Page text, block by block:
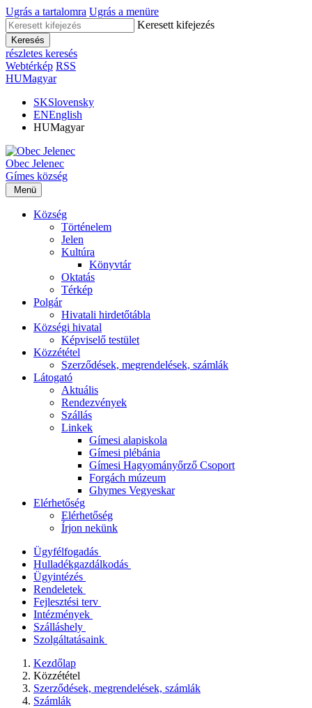
Ugrás a tartalomra Ugrás a menüre
Keresett kifejezés
Keresés
részletes keresés
Webtérkép RSS
HUMagyar
SKSlovensky
ENEnglish
HUMagyar
Obec Jelenec
Gímes község
Menü
Község
Történelem
Jelen
Kultúra
Könyvtár
Oktatás
Térkép
Polgár
Hivatali hirdetőtábla
Községi hivatal
Képviselő testület
Közzététel
Szerződések, megrendelések, számlák
Látogató
Aktuális
Rendezvények
Szállás
Linkek
Gímesi alapiskola
Gímesi plébánia
Gímesi Hagyományőrző Csoport
Forgách múzeum
Ghymes Vegyeskar
Elérhetőség
Elérhetőség
Írjon nekünk
Ügyfélfogadás
Hulladékgazdálkodás
Ügyintézés
Rendeletek
Fejlesztési terv
Intézmények
Szálláshely
Szolgáltatásaink
Kezdőlap
Közzététel
Szerződések, megrendelések, számlák
Számlák